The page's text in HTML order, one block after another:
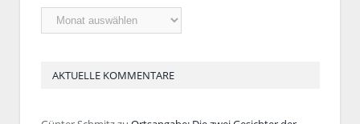
Ältere
Artikel
AKTUELLE KOMMENTARE